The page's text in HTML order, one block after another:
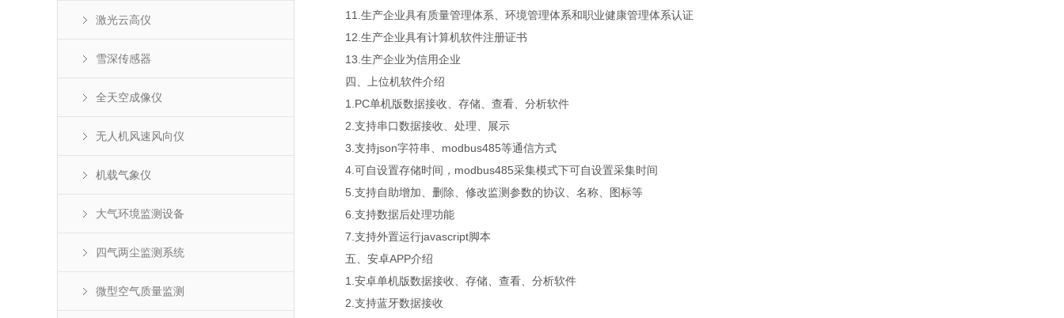
激光云高仪
雪深传感器
全天空成像仪
无人机风速风向仪
机载气象仪
大气环境监测设备
四气两尘监测系统
微型空气质量监测
11.生产企业具有质量管理体系、环境管理体系和职业健康管理体系认证
12.生产企业具有计算机软件注册证书
13.生产企业为信用企业
四、上位机软件介绍
1.PC单机版数据接收、存储、查看、分析软件
2.支持串口数据接收、处理、展示
3.支持json字符串、modbus485等通信方式
4.可自设置存储时间，modbus485采集模式下可自设置采集时间
5.支持自助增加、删除、修改监测参数的协议、名称、图标等
6.支持数据后处理功能
7.支持外置运行javascript脚本
五、安卓APP介绍
1.安卓单机版数据接收、存储、查看、分析软件
2.支持蓝牙数据接收